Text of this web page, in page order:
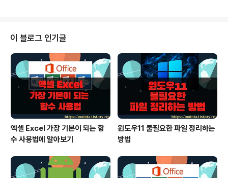
l 입니다. 박스를 클릭해서 다른 글씨체로 변경할 수 있습니
다. ※ 아래는 참고하면 좋을 만한 글들의 링크를 모아둔 것
입니다. ※ ▶ 구글 문서 도구 워드 문서 만들기 와 MS 워드
불러와서 이용하는 방법 ▶ 구글 문서 도구 PDF 변환 및
구글 문서로 변환하는 방법 ▶ 구글 문서 도구 목차 추가
하..
이 블로그 인기글
엑셀 Excel 가장 기본이 되는 함
수 사용법에 알아보기
윈도우11 불필요한 파일 정리하는
방법